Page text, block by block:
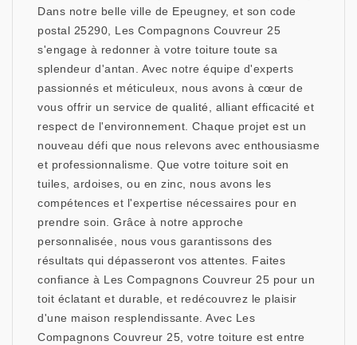
Dans notre belle ville de Epeugney, et son code
postal 25290, Les Compagnons Couvreur 25
s'engage à redonner à votre toiture toute sa
splendeur d'antan. Avec notre équipe d'experts
passionnés et méticuleux, nous avons à cœur de
vous offrir un service de qualité, alliant efficacité et
respect de l'environnement. Chaque projet est un
nouveau défi que nous relevons avec enthousiasme
et professionnalisme. Que votre toiture soit en
tuiles, ardoises, ou en zinc, nous avons les
compétences et l'expertise nécessaires pour en
prendre soin. Grâce à notre approche
personnalisée, nous vous garantissons des
résultats qui dépasseront vos attentes. Faites
confiance à Les Compagnons Couvreur 25 pour un
toit éclatant et durable, et redécouvrez le plaisir
d'une maison resplendissante. Avec Les
Compagnons Couvreur 25, votre toiture est entre